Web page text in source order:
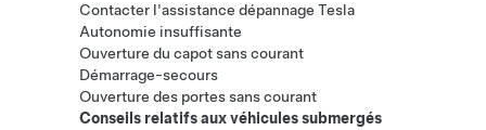
Contacter l'assistance dépannage Tesla
Autonomie insuffisante
Ouverture du capot sans courant
Démarrage-secours
Ouverture des portes sans courant
Conseils relatifs aux véhicules submergés